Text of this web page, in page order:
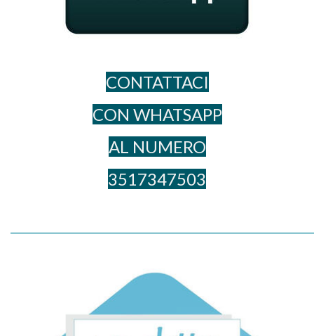
CONTATTACI
CON WHATSAPP
AL NUME​RO
3517347503